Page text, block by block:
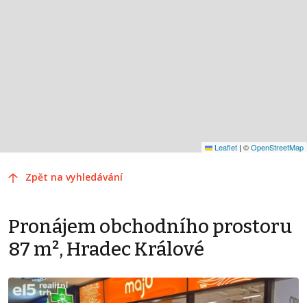
Leaflet | ©OpenStreetMap
Zpět na vyhledávání
Pronájem obchodního prostoru
87 m², Hradec Králové